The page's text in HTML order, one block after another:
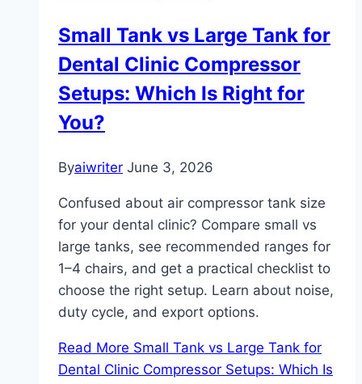
Small Tank vs Large Tank for
Dental Clinic Compressor
Setups: Which Is Right for
You?
Byaiwriter June 3, 2026
Confused about air compressor tank size
for your dental clinic? Compare small vs
large tanks, see recommended ranges for
1–4 chairs, and get a practical checklist to
choose the right setup. Learn about noise,
duty cycle, and export options.
Read More Small Tank vs Large Tank for
Dental Clinic Compressor Setups: Which Is